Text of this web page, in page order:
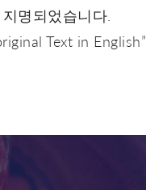
명되었습니다.
Text in English”